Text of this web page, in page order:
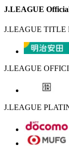
J.LEAGUE
J.LEAGUE TITLE
J.LEAGUE
J.LEAGUE